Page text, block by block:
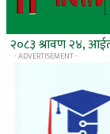
२०८३ श्रावण २४,
- ADVERTISEMENT -